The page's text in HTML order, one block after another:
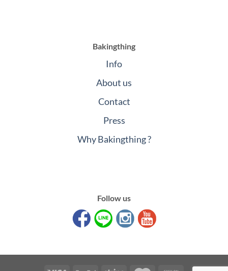
Bakingthing
Info
About us
Contact
Press
Why Bakingthing ?
Follow us